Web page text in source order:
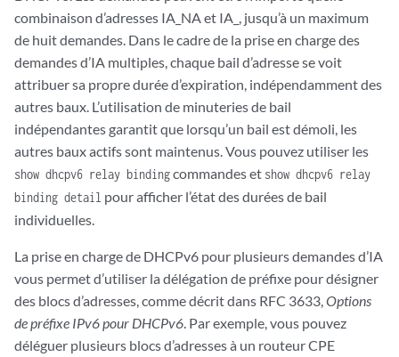
combinaison d’adresses IA_NA et IA_, jusqu’à un maximum
de huit demandes. Dans le cadre de la prise en charge des
demandes d’IA multiples, chaque bail d’adresse se voit
attribuer sa propre durée d’expiration, indépendamment des
autres baux. L’utilisation de minuteries de bail
indépendantes garantit que lorsqu’un bail est démoli, les
autres baux actifs sont maintenus. Vous pouvez utiliser les
show dhcpv6 relay bindingcommandes et show dhcpv6 relay
binding detail pour afficher l’état des durées de bail
individuelles.
La prise en charge de DHCPv6 pour plusieurs demandes d’IA
vous permet d’utiliser la délégation de préfixe pour désigner
des blocs d’adresses, comme décrit dans RFC 3633, Options
de préfixe IPv6 pour DHCPv6 . Par exemple, vous pouvez
déléguer plusieurs blocs d’adresses à un routeur CPE